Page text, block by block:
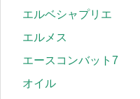
エルベシャプリエ
エルメス
エースコンバット7
オイル